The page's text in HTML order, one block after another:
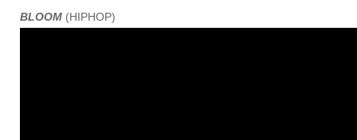
BLOOM(HIPHOP)